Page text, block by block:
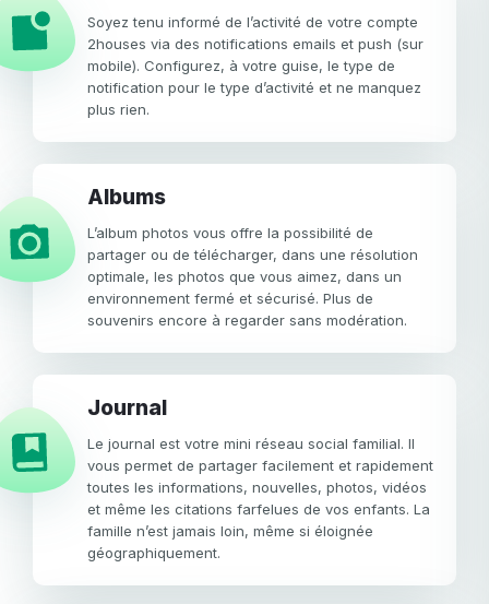
Soyez tenu informé de l’activité de votre compte
2houses via des notifications emails et push (sur
mobile). Configurez, à votre guise, le type de
notification pour le type d’activité et ne manquez
plus rien.
Albums
L’album photos vous offre la possibilité de
partager ou de télécharger, dans une résolution
optimale, les photos que vous aimez, dans un
environnement fermé et sécurisé. Plus de
souvenirs encore à regarder sans modération.
Journal
Le journal est votre mini réseau social familial. Il
vous permet de partager facilement et rapidement
toutes les informations, nouvelles, photos, vidéos
et même les citations farfelues de vos enfants. La
famille n’est jamais loin, même si éloignée
géographiquement.